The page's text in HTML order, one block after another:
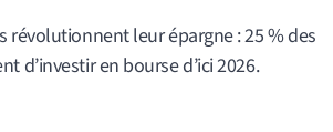
révolutionnent leur épargne : 25 % des
d’investir en bourse d’ici 2026.